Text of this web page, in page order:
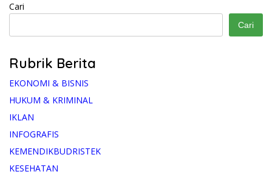
Cari
Cari
Rubrik Berita
EKONOMI & BISNIS
HUKUM & KRIMINAL
IKLAN
INFOGRAFIS
KEMENDIKBUDRISTEK
KESEHATAN